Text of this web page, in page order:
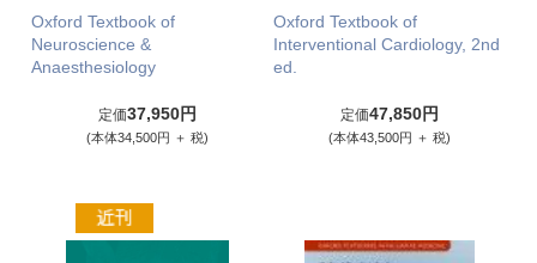
Oxford Textbook of
Neuroscience &
Anaesthesiology
定価37,950円
(本体34,500円 ＋ 税)
Oxford Textbook of
Interventional Cardiology, 2nd
ed.
定価47,850円
(本体43,500円 ＋ 税)